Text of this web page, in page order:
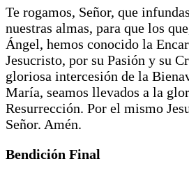
Te rogamos, Señor, que
nuestras almas, para que los
Ángel, hemos conocido la
Jesucristo, por su Pasión y su
gloriosa intercesión de la
María, seamos llevados a la
Resurrección. Por el mismo
Señor. Amén.
Bendición Final